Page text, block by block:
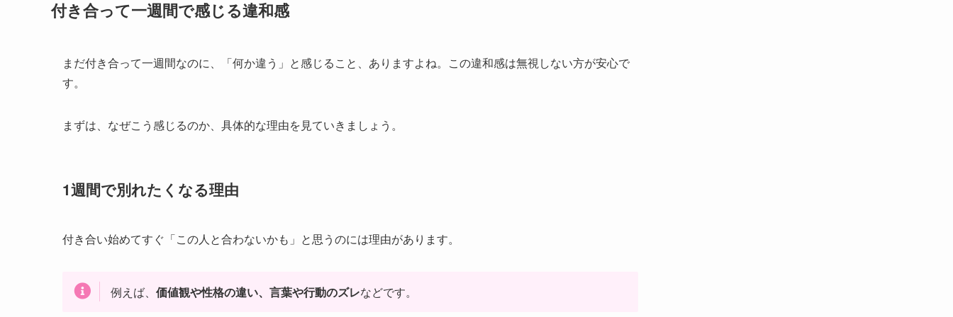
付き合って一週間で感じる違和感
まだ付き合って一週間なのに、「何か違う」と感じること、ありますよね。この違和感は無視しない方が安心で
す。
まずは、なぜこう感じるのか、具体的な理由を見ていきましょう。
1週間で別れたくなる理由
付き合い始めてすぐ「この人と合わないかも」と思うのには理由があります。
例えば、 価値観や性格の違い、言葉や行動のズレなどです。